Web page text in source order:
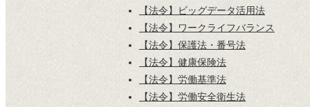
【法令】ビッグデータ活用法
【法令】ワークライフバランス
【法令】保護法・番号法
【法令】健康保険法
【法令】労働基準法
【法令】労働安全衛生法